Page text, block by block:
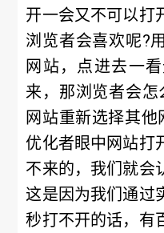
开一会又不可以打
浏览者会喜欢呢?
网站，点进去一
来，那浏览者会
网站重新选择其
优化者眼中网站打
不来的，我们就会
这是因为我们通过
秒打不开的话，有